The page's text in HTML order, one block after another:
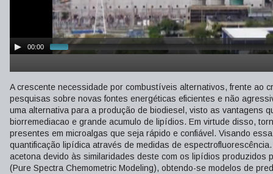
00:00
A crescente necessidade por combustíveis alternativos, frente ao
pesquisas sobre novas fontes energéticas eficientes e não
uma alternativa para a produção de biodiesel, visto as vantagens
biorremediacao e grande acumulo de lipídios. Em virtude disso,
presentes em microalgas que seja rápido e confiável. Visando
quantificação lipídica através de medidas de
acetona devido às similaridades deste com os lipídios produzidos
(Pure Spectra Chemometric Modeling), obtendo-se modelos de